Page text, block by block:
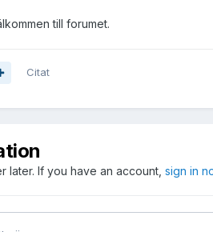
till forumet.
Citat
later. If you have an account, sign in